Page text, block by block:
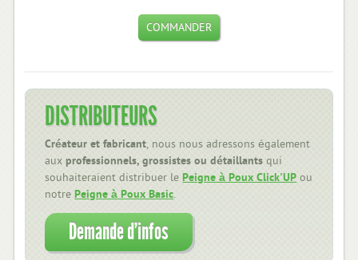
COMMANDER
DISTRIBUTEURS
Créateur et fabricant, nous nous adressons également
auxprofessionnels, grossistes ou détaillants qui
souhaiteraient distribuer le Peigne à Poux Click'UP ou
notre Peigne à Poux Basic.
Demande d'infos